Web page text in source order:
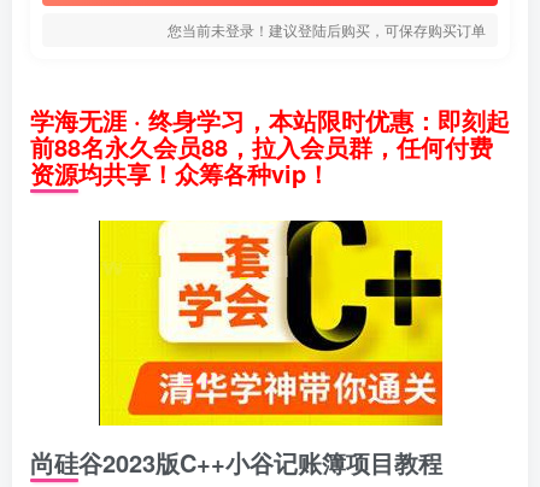
您当前未登录！建议登陆后购买，可保存购买订单
学海无涯 · 终身学习，本站限时优惠：即刻起
前88名永久会员88，拉入会员群，任何付费
资源均共享！众筹各种vip！
尚硅谷2023版C++小谷记账簿项目教程